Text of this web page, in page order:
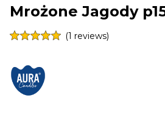
Mrożone Jagody
(1 reviews)